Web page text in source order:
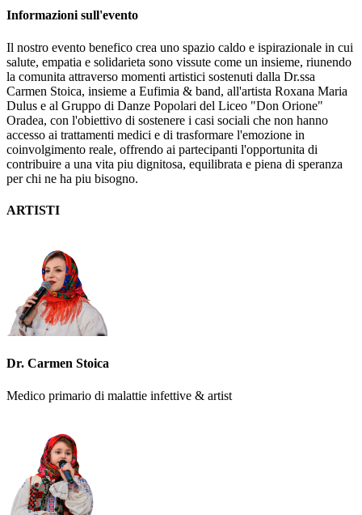
Informazioni sull'evento
Il nostro evento benefico crea uno spazio caldo e ispirazionale in cui
salute, empatia e solidarieta sono vissute come un insieme, riunendo
la comunita attraverso momenti artistici sostenuti dalla Dr.ssa
Carmen Stoica, insieme a Eufimia & band, all'artista Roxana Maria
Dulus e al Gruppo di Danze Popolari del Liceo "Don Orione"
Oradea, con l'obiettivo di sostenere i casi sociali che non hanno
accesso ai trattamenti medici e di trasformare l'emozione in
coinvolgimento reale, offrendo ai partecipanti l'opportunita di
contribuire a una vita piu dignitosa, equilibrata e piena di speranza
per chi ne ha piu bisogno.
ARTISTI
Dr. Carmen Stoica
Medico primario di malattie infettive & artist